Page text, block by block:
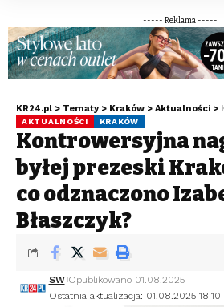
----- Reklama -----
KR24.pl > Tematy > Kraków > Aktualności >
AKTUALNOŚCI KRAKÓW
Kontrowersyjna
byłej prezeski
co odznaczono
Błaszczyk?
Ostatnia aktualizacja: 01.08.2025 18:10
SW Opublikowano 01.08.2025